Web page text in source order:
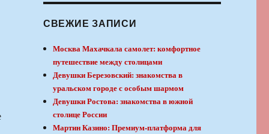
СВЕЖИЕ ЗАПИСИ
Москва Махачкала самолет: комфортное
путешествие между столицами
Девушки Березовский: знакомства в
уральском городе с особым шармом
Девушки Ростова: знакомства в южной
столице России
Мартин Казино: Премиум-платформа для